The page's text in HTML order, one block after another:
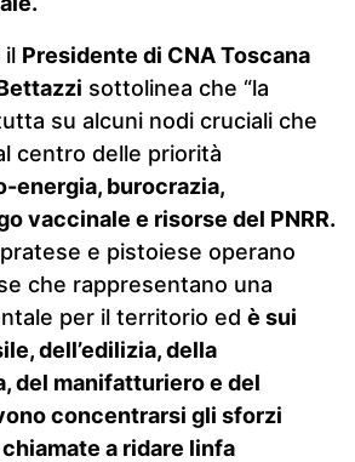
il Presidente di CNA Toscana
sottolinea che “la
su alcuni nodi cruciali che
centro delle priorità
energia, burocrazia,
vaccinale e risorse del PNRR.
e pistoiese operano
che rappresentano una
per il territorio ed è sui
dell’edilizia, della
del manifatturiero e del
concentrarsi gli sforzi
a ridare linfa